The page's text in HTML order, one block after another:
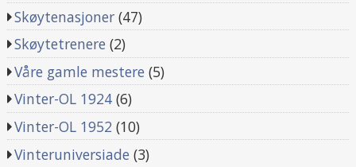
Skøytenasjoner (47)
Skøytetrenere (2)
Våre gamle mestere (5)
Vinter-OL 1924 (6)
Vinter-OL 1952 (10)
Vinteruniversiade (3)